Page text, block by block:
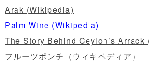
Arak (Wikipedia)
Palm Wine (Wikipedia)
The Story Behind Ceylon’s Arrack
フルーツポンチ（ウィキペディア）